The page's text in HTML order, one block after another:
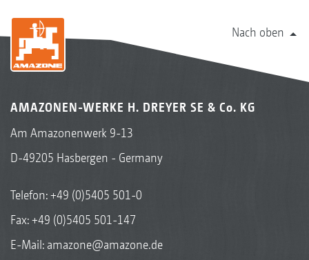
Nach oben
AMAZONEN-WERKE H. DREYER SE & Co. KG
Am Amazonenwerk 9-13
D-49205 Hasbergen - Germany
Telefon:+49 (0)5405 501-0
Fax: +49 (0)5405 501-147
E-Mail: amazone@amazone.de